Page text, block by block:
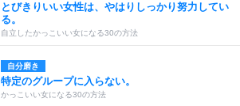
とびきりいい女性は、やはりしっかり努力してい
る。
自立したかっこいい女になる30の方法
自分磨き
特定のグループに入らない。
かっこいい女になる30の方法